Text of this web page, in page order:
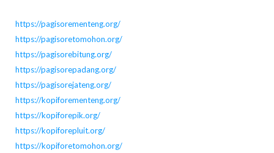
https://pagisorementeng.org/
https://pagisoretomohon.org/
https://pagisorebitung.org/
https://pagisorepadang.org/
https://pagisorejateng.org/
https://kopiforementeng.org/
https://kopiforepik.org/
https://kopiforepluit.org/
https://kopiforetomohon.org/